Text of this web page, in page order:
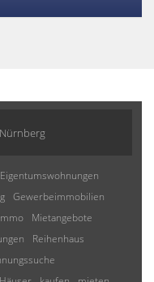
Eigentumswohnungen
Gewerbeimmobilien
Mietangebote
Reihenhaus